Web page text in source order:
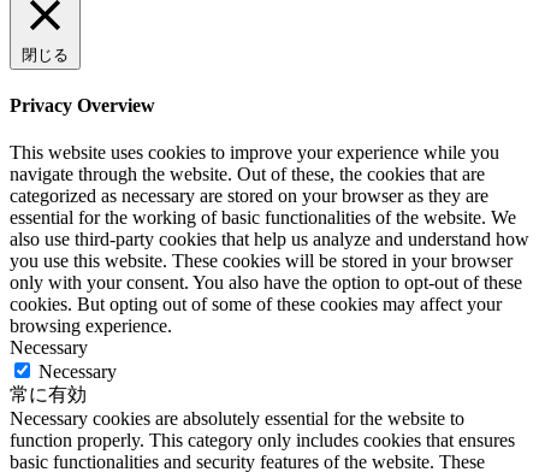
閉じる
Privacy Overview
This website uses cookies to improve your experience while you
navigate through the website. Out of these, the cookies that are
categorized as necessary are stored on your browser as they are
essential for the working of basic functionalities of the website. We
also use third-party cookies that help us analyze and understand how
you use this website. These cookies will be stored in your browser
only with your consent. You also have the option to opt-out of these
cookies. But opting out of some of these cookies may affect your
browsing experience.
Necessary
Necessary
常に有効
Necessary cookies are absolutely essential for the website to
function properly. This category only includes cookies that ensures
basic functionalities and security features of the website. These